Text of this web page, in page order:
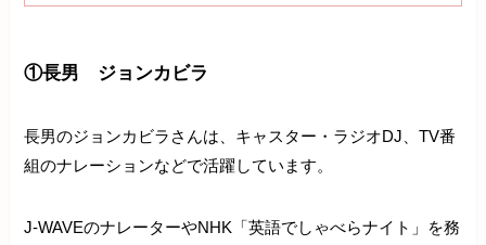
①長男 ジョンカビラ
長男のジョンカビラさんは、キャスター・ラジオDJ、TV番
組のナレーションなどで活躍しています。
J-WAVEのナレーターやNHK「英語でしゃべらナイト」を務